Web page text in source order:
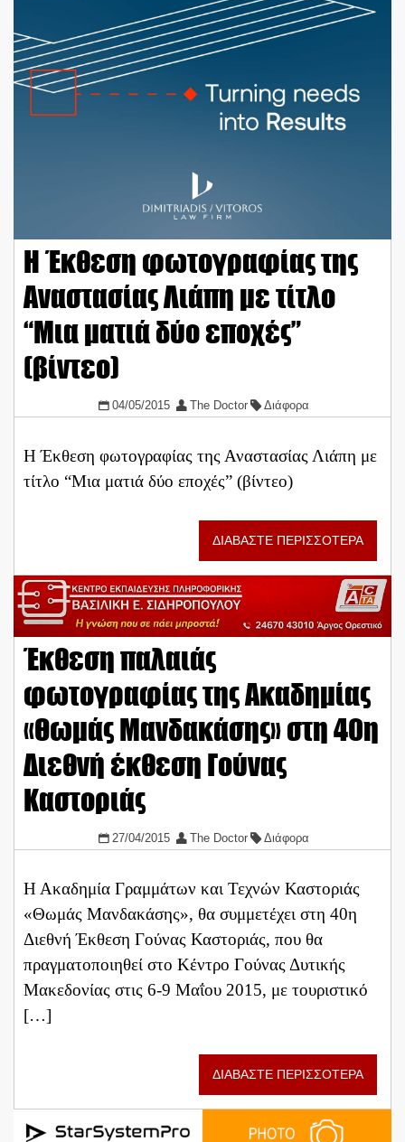
Η Έκθεση φωτογραφίας της
Αναστασίας Λιάπη με τίτλο
“Μια ματιά δύο εποχές”
(βίντεο)
04/05/2015 The Doctor Διάφορα
Η Έκθεση φωτογραφίας της Αναστασίας Λιάπη με
τίτλο “Μια ματιά δύο εποχές” (βίντεο)
ΔΙΑΒΑΣΤΕ ΠΕΡΙΣΣΟΤΕΡΑ
Έκθεση παλαιάς
φωτογραφίας της Ακαδημίας
«Θωμάς Μανδακάσης» στη 40η
Διεθνή έκθεση Γούνας
Καστοριάς
27/04/2015 The Doctor Διάφορα
Η Ακαδημία Γραμμάτων και Τεχνών Καστοριάς
«Θωμάς Μανδακάσης», θα συμμετέχει στη 40η
Διεθνή Έκθεση Γούνας Καστοριάς, που θα
πραγματοποιηθεί στο Κέντρο Γούνας Δυτικής
Μακεδονίας στις 6-9 Μαΐου 2015, με τουριστικό
[…]
ΔΙΑΒΑΣΤΕ ΠΕΡΙΣΣΟΤΕΡΑ